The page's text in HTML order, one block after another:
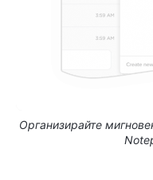
Организирайте